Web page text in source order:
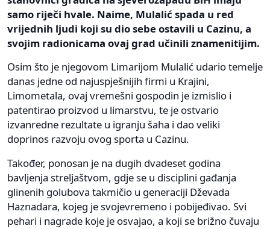
samo riječi hvale. Naime, Mulalić spada u red
vrijednih ljudi koji su dio sebe ostavili u Cazinu, a
svojim radionicama ovaj grad učinili znamenitijim.
Osim što je njegovom Limarijom Mulalić udario temelje
danas jedne od najuspješnijih firmi u Krajini,
Limometala, ovaj vremešni gospodin je izmislio i
patentirao proizvod u limarstvu, te je ostvario
izvanredne rezultate u igranju šaha i dao veliki
doprinos razvoju ovog sporta u Cazinu.
Također, ponosan je na dugih dvadeset godina
bavljenja streljaštvom, gdje se u disciplini gađanja
glinenih golubova takmičio u generaciji Dževada
Haznadara, kojeg je svojevremeno i pobijeđivao. Svi
pehari i nagrade koje je osvajao, a koji se brižno čuvaju